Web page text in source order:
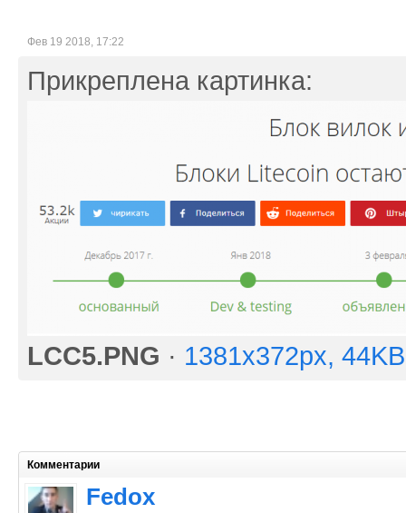
Фев 19 2018, 17:22
Прикреплена картинка:
LCC5.PNG · 1381x372px, 44KB
Комментарии
Fedox